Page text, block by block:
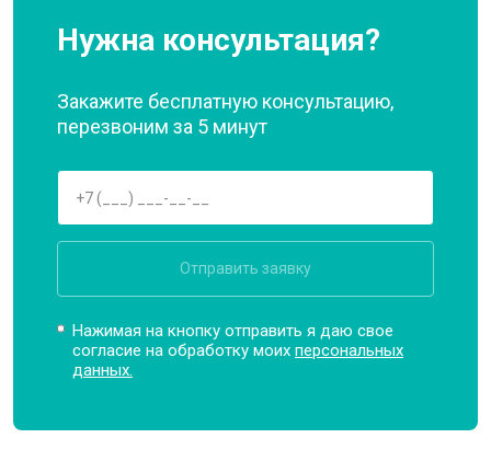
Нужна консультация?
Закажите бесплатную консультацию,
перезвоним за 5 минут
Отправить заявку
Нажимая на кнопку отправить я даю свое
согласие на обработку моихперсональных
данных.